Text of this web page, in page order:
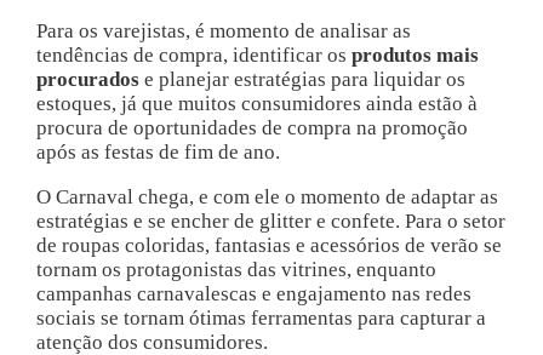
Para os varejistas, é momento de analisar as
tendências de compra, identificar os produtos mais
procuradose planejar estratégias para liquidar os
estoques, já que muitos consumidores ainda estão à
procura de oportunidades de compra na promoção
após as festas de fim de ano.
O Carnaval chega, e com ele o momento de adaptar as
estratégias e se encher de glitter e confete. Para o setor
de roupas coloridas, fantasias e acessórios de verão se
tornam os protagonistas das vitrines, enquanto
campanhas carnavalescas e engajamento nas redes
sociais se tornam ótimas ferramentas para capturar a
atenção dos consumidores.